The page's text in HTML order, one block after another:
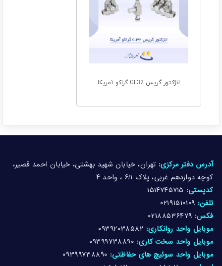
انژکتور گریس GL32 گراکو آمریکا
آدرس دفتر مرکزی: تهران، خیابان شهید بهشتی، خیابان احمد قصیر،
کوچه دوازدهم غربی، پلاک ۶/۱ ، واحد ۴
کدپستی: ۱۵۱۴۷۴۵۷۱۵
تلفن: ۰۲۱۹۱۵۱۰۱۰۹
فکس: ۰۲۱۸۸۵۳۶۴۷۹
موبایل واحد روانکاری: ۰۹۳۹۲۰۳۸۵۸۲
موبایل واحد سخت کاری: ۰۹۳۹۹۷۳۸۸۹۰
موبایل واحد سوئیچ های حفاظتی: ۰۹۳۹۹۷۳۸۸۹۰